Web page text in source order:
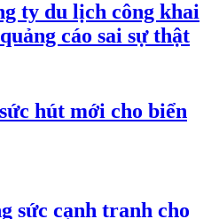
ty du lịch công khai
cáo sai sự thật
hút mới cho biển
sức cạnh tranh cho